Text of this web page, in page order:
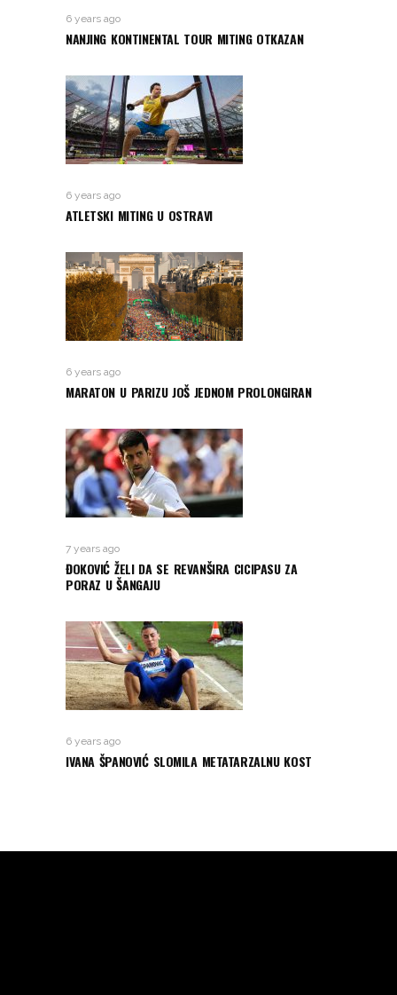
6 years ago
NANJING KONTINENTAL TOUR MITING OTKAZAN
6 years ago
ATLETSKI MITING U OSTRAVI
6 years ago
MARATON U PARIZU JOŠ JEDNOM PROLONGIRAN
7 years ago
ĐOKOVIĆ ŽELI DA SE REVANŠIRA CICIPASU ZA
PORAZ U ŠANGAJU
6 years ago
IVANA ŠPANOVIĆ SLOMILA METATARZALNU KOST